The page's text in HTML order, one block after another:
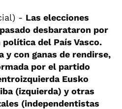
- Las elecciones
desbarataron por
del País Vasco.
y con ganas de rendirse,
por el partido
Eusko
(izquierda) y otras
(independentistas